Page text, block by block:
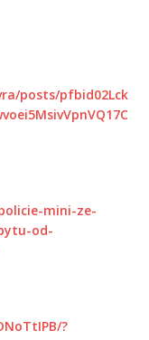
posts/pfbid02Lck
mini-ze-
od-
?